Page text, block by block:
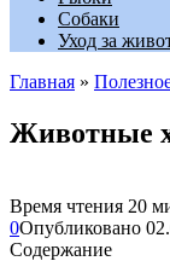
Собаки
Уход за
Главная »
Животные
Время чтения 20
0Опубликовано
Содержание